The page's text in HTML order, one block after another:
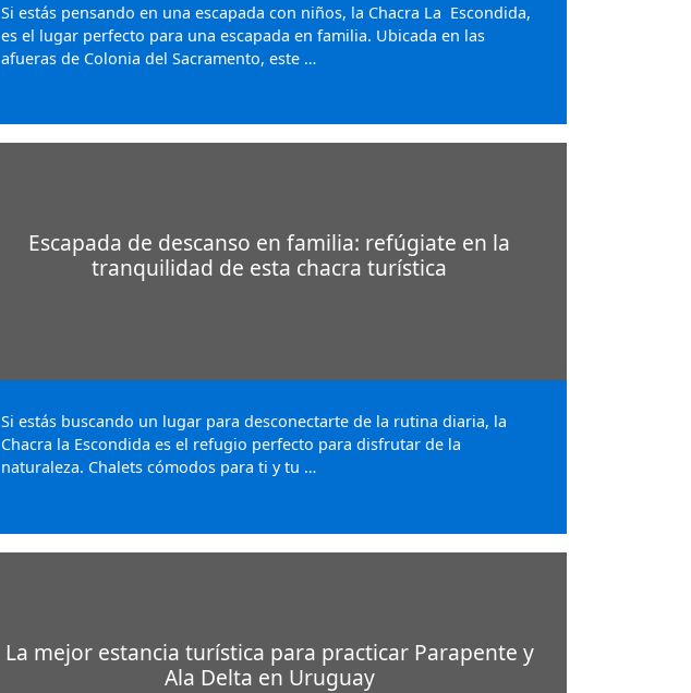
Si estás pensando en una escapada con niños, la Chacra La Escondida,
es el lugar perfecto para una escapada en familia. Ubicada en las
afueras de Colonia del Sacramento, este …
Escapada de descanso en familia: refúgiate en la
tranquilidad de esta chacra turística
Si estás buscando un lugar para desconectarte de la rutina diaria, la
Chacra la Escondida es el refugio perfecto para disfrutar de la
naturaleza. Chalets cómodos para ti y tu …
La mejor estancia turística para practicar Parapente y
Ala Delta en Uruguay